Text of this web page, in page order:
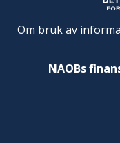
Om bruk av
NAOBs